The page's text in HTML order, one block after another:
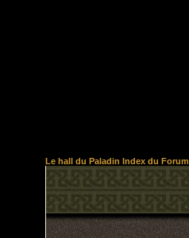
Le hall du Paladin Index du Forum